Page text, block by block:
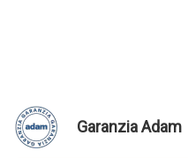
Garanzia Adam